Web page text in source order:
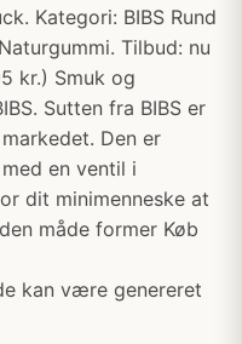
Kategori: BIBS Rund
Tilbud: nu
kr.) Smuk og
Sutten fra BIBS er
Den er
en ventil i
dit minimenneske at
måde former Køb
kan være genereret